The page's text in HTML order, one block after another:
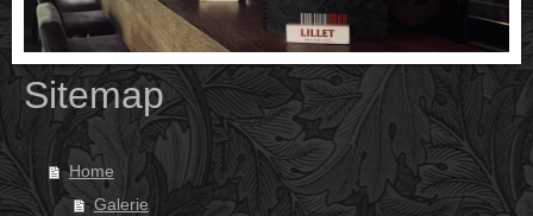
Sitemap
Home
Galerie